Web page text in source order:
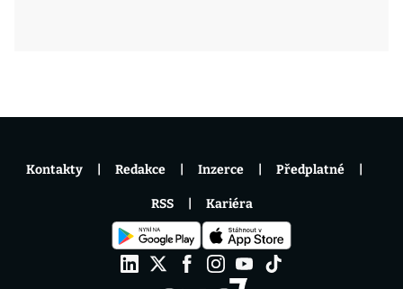
Kontakty Redakce Inzerce Předplatné
RSS Kariéra